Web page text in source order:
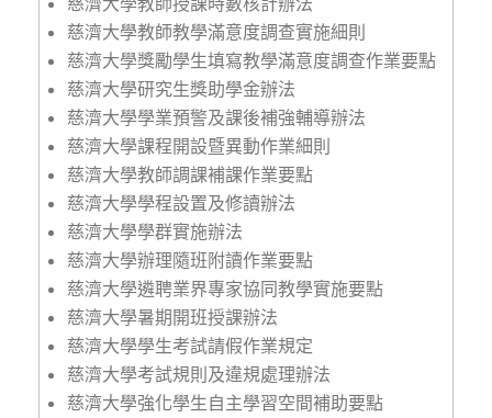
慈濟大學教師教學滿意度調查實施細則
慈濟大學獎勵學生填寫教學滿意度調查作業要點
慈濟大學研究生獎助學金辦法
慈濟大學學業預警及課後補強輔導辦法
慈濟大學課程開設暨異動作業細則
慈濟大學教師調課補課作業要點
慈濟大學學程設置及修讀辦法
慈濟大學學群實施辦法
慈濟大學辦理隨班附讀作業要點
慈濟大學遴聘業界專家協同教學實施要點
慈濟大學暑期開班授課辦法
慈濟大學學生考試請假作業規定
慈濟大學考試規則及違規處理辦法
慈濟大學強化學生自主學習空間補助要點